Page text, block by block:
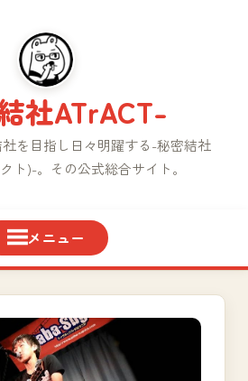
社ATrACT-
を目指し日々明躍する-秘密結社
ト)-。その公式総合サイト。